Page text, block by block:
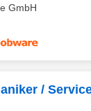
GmbH
/